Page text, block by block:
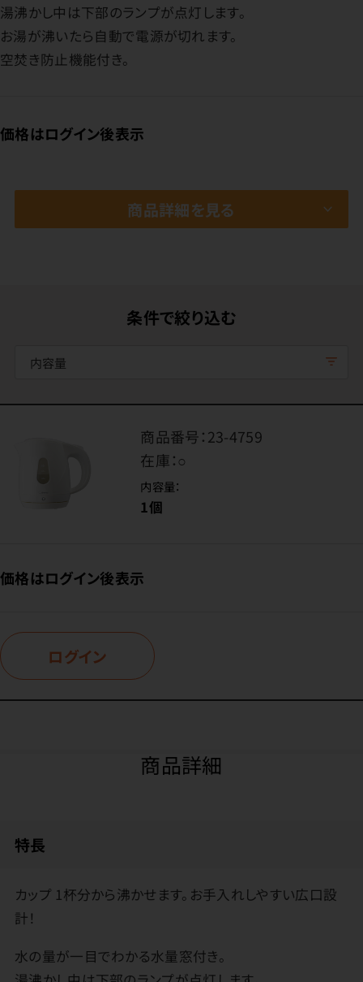
湯沸かし中は下部のランプが点灯します。
お湯が沸いたら自動で電源が切れます。
空焚き防止機能付き。
価格はログイン後表示
商品詳細を見る
条件で絞り込む
内容量
商品番号：23-4759
在庫：○
内容量：
1個
価格はログイン後表示
ログイン
商品詳細
特長
カップ 1杯分から沸かせます。お手入れしやすい広口設
計！
水の量が一目でわかる水量窓付き。